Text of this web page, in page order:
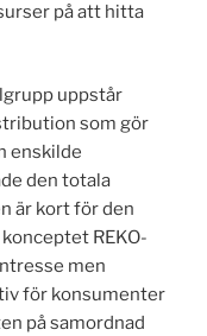
på att hitta
uppstår
som gör
enskilde
den totala
är kort för den
REKO-
men
för konsumenter
på samordnad